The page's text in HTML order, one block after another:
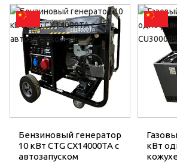
Бензиновый генератор
10 кВт CTG CX14000TA с
автозапуском
кВт